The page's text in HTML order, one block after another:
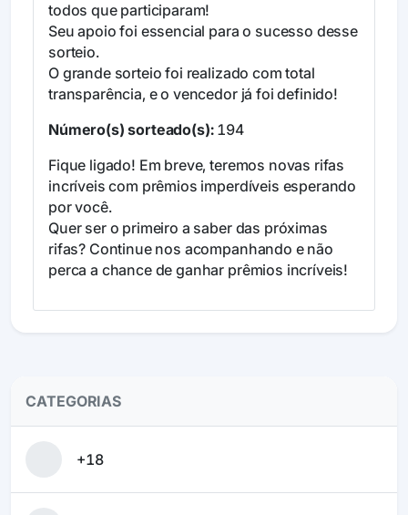
todos que participaram!
Seu apoio foi essencial para o sucesso desse
sorteio.
O grande sorteio foi realizado com total
transparência, e o vencedor já foi definido!
Número(s) sorteado(s):194
Fique ligado! Em breve, teremos novas rifas
incríveis com prêmios imperdíveis esperando
por você.
Quer ser o primeiro a saber das próximas
rifas? Continue nos acompanhando e não
perca a chance de ganhar prêmios incríveis!
CATEGORIAS
+18